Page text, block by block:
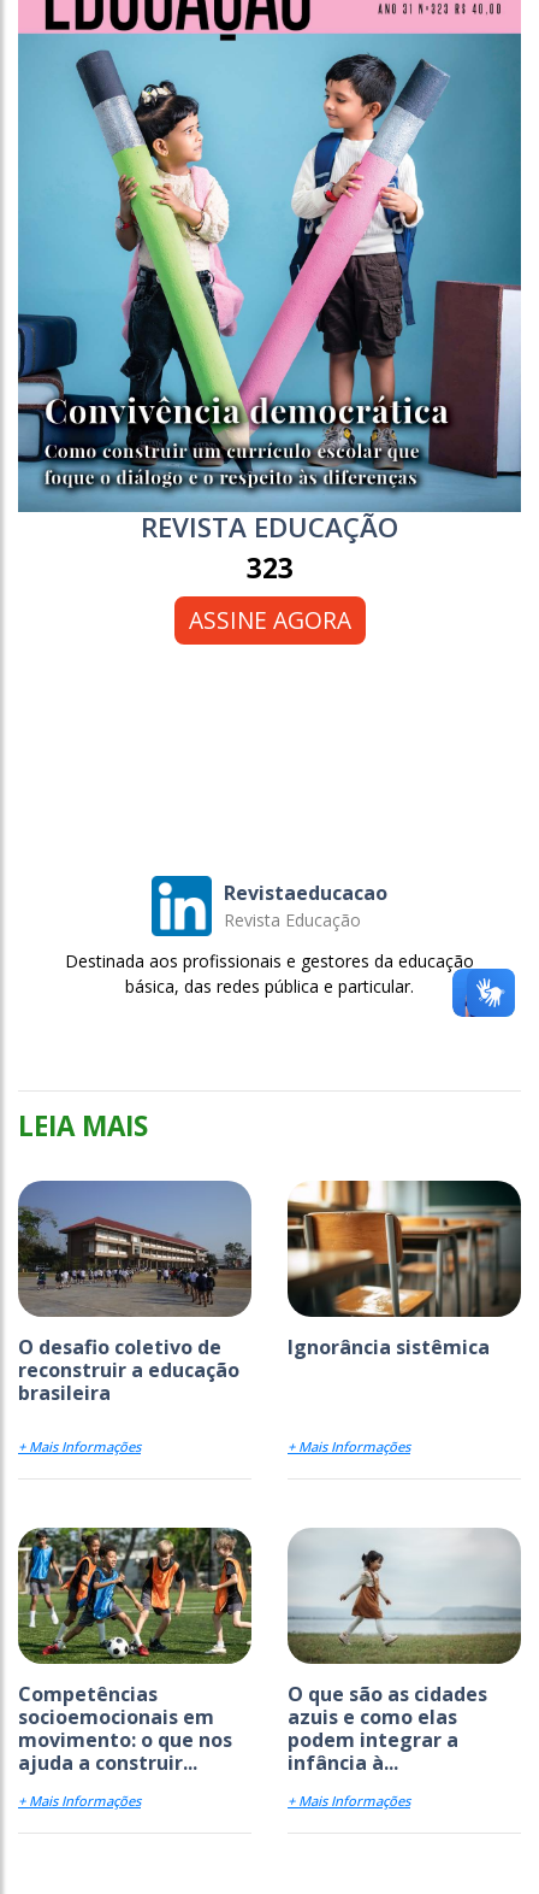
REVISTA EDUCAÇÃO
323
ASSINE AGORA
Revistaeducacao
Revista Educação
Destinada aos profissionais e gestores da educação
básica, das redes pública e particular.
LEIA MAIS
O desafio coletivo de
reconstruir a educação
brasileira
+ Mais Informações
Ignorância sistêmica
+ Mais Informações
Competências
socioemocionais em
movimento: o que nos
ajuda a construir...
+ Mais Informações
O que são as cidades
azuis e como elas
podem integrar a
infância à...
+ Mais Informações